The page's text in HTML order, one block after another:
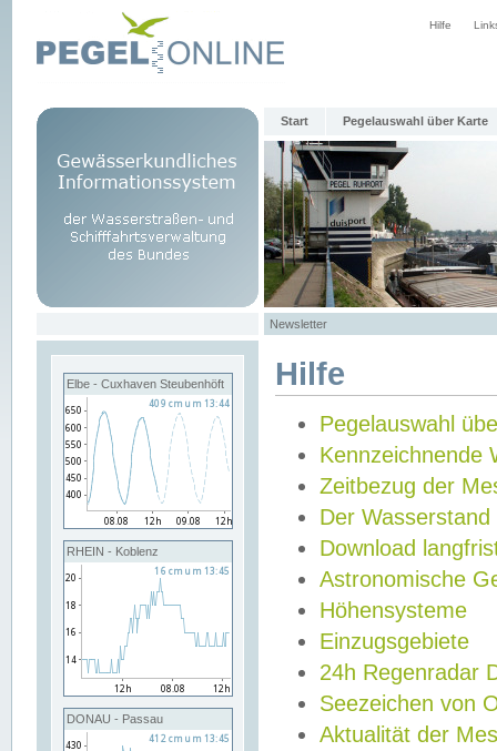
Hilfe
Start Pegelauswahl über Karte
Newsletter
Elbe - Cuxhaven Steubenhöft
RHEIN - Koblenz
DONAU - Passau
Hilfe
Pegelauswahl
Kennzeichnende
Zeitbezug der
Der Wasserstand
Download
Astronomische
Höhensysteme
Einzugsgebiete
24h Regenradar
Seezeichen von
Aktualität der